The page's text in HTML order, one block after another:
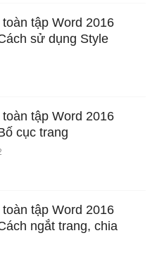
tập Word 2016
sử dụng Style
tập Word 2016
cục trang
tập Word 2016
ngắt trang, chia